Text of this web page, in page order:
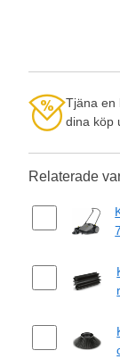
Tjäna en
dina köp
Relaterade